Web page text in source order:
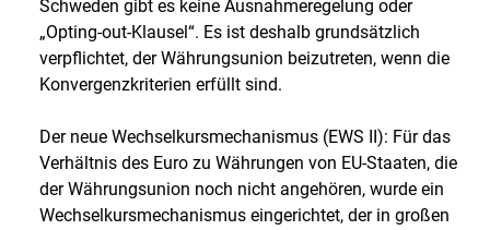
Schweden gibt es keine Ausnahmeregelung oder
„Opting-out-Klausel“. Es ist deshalb grundsätzlich
verpflichtet, der Währungsunion beizutreten, wenn die
Konvergenzkriterien erfüllt sind.
Der neue Wechselkursmechanismus (EWS II): Für das
Verhältnis des Euro zu Währungen von EU-Staaten, die
der Währungsunion noch nicht angehören, wurde ein
Wechselkursmechanismus eingerichtet, der in großen